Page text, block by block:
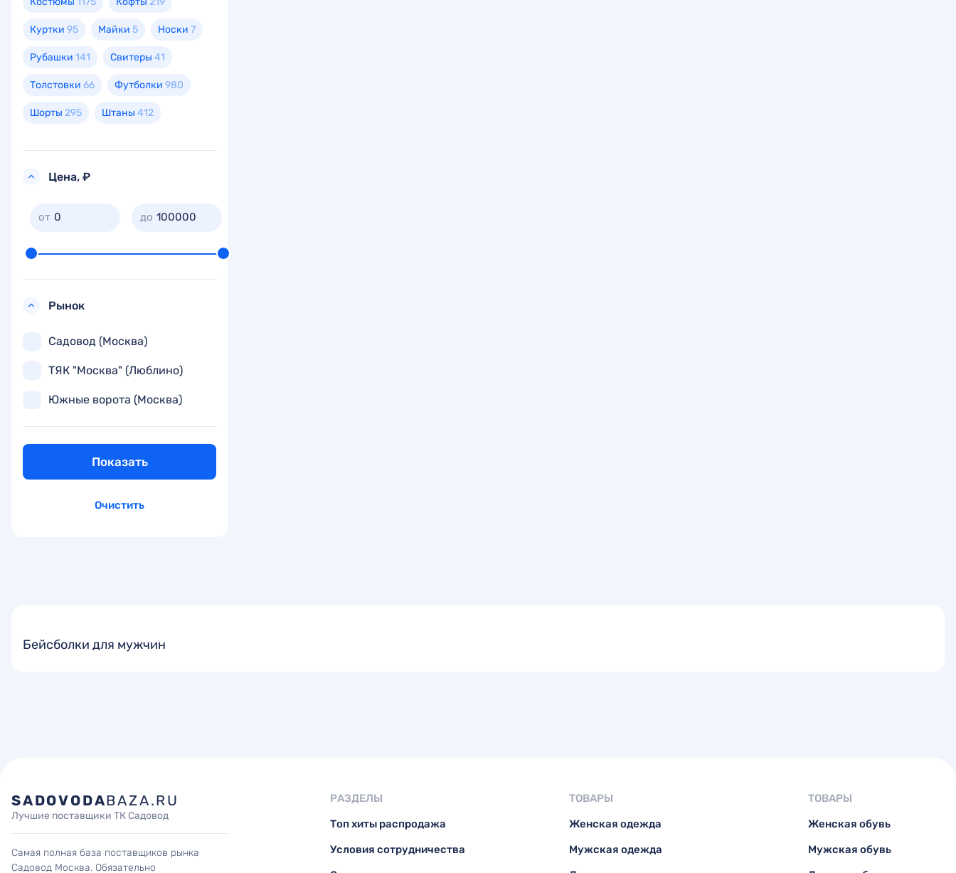
Куртки 95 Майки 5 Носки 7
Рубашки 141 Свитеры 41
Толстовки 66 Футболки 980
Шорты 295 Штаны 412
Цена, ₽
0 100000
Рынок
Садовод (Москва)
ТЯК "Москва" (Люблино)
Южные ворота (Москва)
Показать
Очистить
Бейсболки для мужчин
SADOVODABAZA.RU
Лучшие поставщики ТК Садовод
Самая полная база поставщиков рынка
Садовод Москва. Обязательно
РАЗДЕЛЫ
Топ хиты распродажа
Условия сотрудничества
ТОВАРЫ
Женская одежда
Мужская одежда
ТОВАРЫ
Женская обувь
Мужская обувь